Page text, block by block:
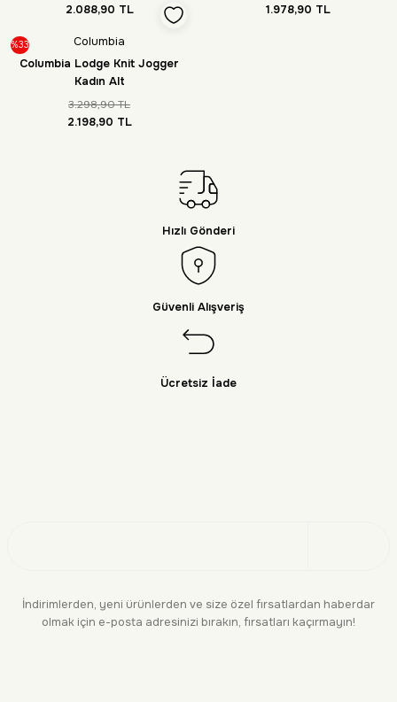
2.088,90 TL
1.978,90 TL
%33
Columbia
Columbia Lodge Knit Jogger
Kadın Alt
3.298,90 TL
2.198,90 TL
Hızlı Gönderi
Güvenli Alışveriş
Ücretsiz İade
İndirimlerden, yeni ürünlerden ve size özel fırsatlardan haberdar
olmak için e-posta adresinizi bırakın, fırsatları kaçırmayın!